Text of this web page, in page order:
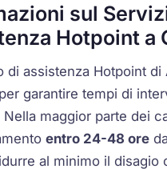
sul
Hotpoint a
di assistenza Hotpoint di
garantire tempi di
Nella maggior parte dei
entro 24-48 ore
al minimo il disagio